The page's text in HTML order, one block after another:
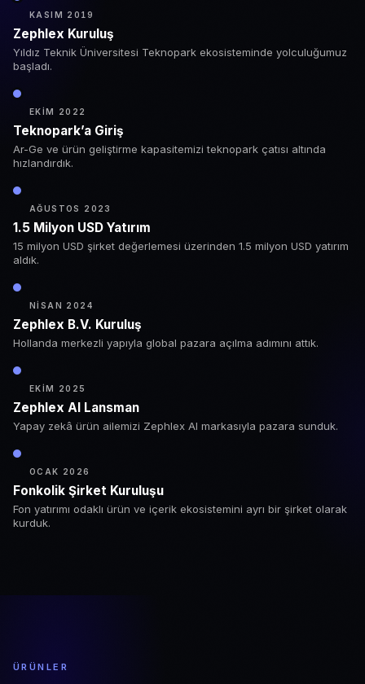
KASIM 2019
Zephlex Kuruluş
Yıldız Teknik Üniversitesi Teknopark ekosisteminde yolculuğumuz
başladı.
EKIM 2022
Teknopark’a Giriş
Ar-Ge ve ürün geliştirme kapasitemizi teknopark çatısı altında
hızlandırdık.
AĞUSTOS 2023
1.5 Milyon USD Yatırım
15 milyon USD şirket değerlemesi üzerinden 1.5 milyon USD yatırım
aldık.
NISAN 2024
Zephlex B.V. Kuruluş
Hollanda merkezli yapıyla global pazara açılma adımını attık.
EKIM 2025
Zephlex AI Lansman
Yapay zekâ ürün ailemizi Zephlex AI markasıyla pazara sunduk.
OCAK 2026
Fonkolik Şirket Kuruluşu
Fon yatırımı odaklı ürün ve içerik ekosistemini ayrı bir şirket olarak
kurduk.
ÜRÜNLER